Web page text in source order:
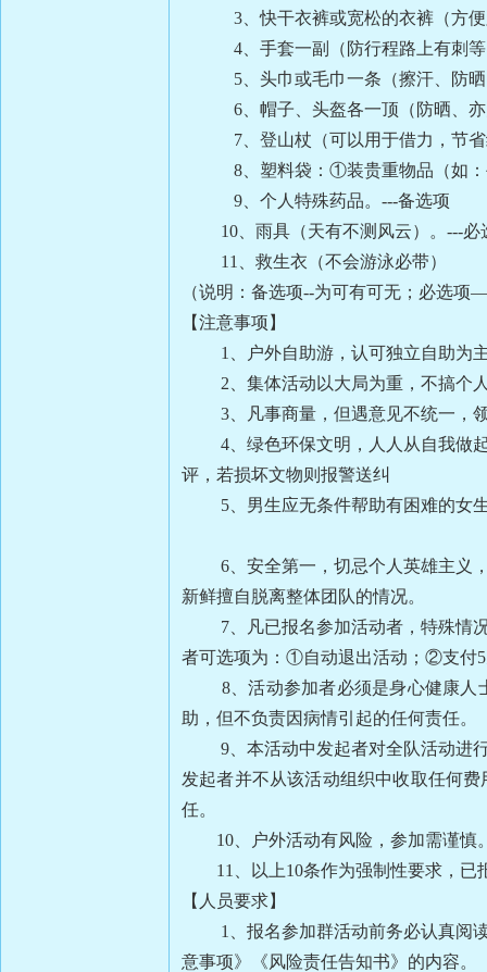
3、快干衣裤或宽松的衣裤（方便跨
4、手套一副（防行程路上有刺等
5、头巾或毛巾一条（擦汗、防晒
6、帽子、头盔各一顶（防晒、亦防
7、登山杖（可以用于借力，节省
8、塑料袋：①装贵重物品（如：
9、个人特殊药品。---备选项
10、雨具（天有不测风云）。---必
11
、救生衣（不会游泳必带）
（说明：备选项--为可有可无；必选项
【注意事项】
1、户外自助游，认可独立自助为主
2、集体活动以大局为重，不搞个人
3、凡事商量，但遇意见不统一，领
4、绿色环保文明，人人从自我做起
评，若损坏文物则报警送纠
5、男生应无条件帮助有困难的女生
6、安全第一，切忌个人英雄主义，
新鲜擅自脱离整体团队的情况。
7 、凡已报名参加活动者，特殊
者可选项为：①自动退出活动；②支付
8、活动参加者必须是身心健康人士
助，但不负责因病情引起的任何责任。
9、本活动中发起者对全队活动进行
发起者并不从该活动组织中收取任何
任。
10、户外活动有风险，参加需谨慎
11、以上10条作为强制性要求，已
【人员要求】
1、报名参加群活动前务必认真阅读
意事项》《风险责任告知书》的内容。